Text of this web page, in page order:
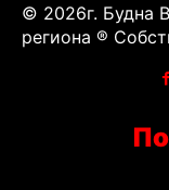
© 2026г. Будна
региона ®